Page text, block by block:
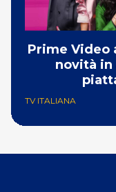
Prime Video
novità in
TV ITALIANA